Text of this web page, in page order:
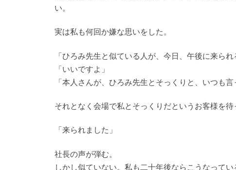
い。
実は私も何回か嫌な思いをした。
「ひろみ先生と似ている人が、今日、午後に来ら
「いいですよ」
「本人さんが、ひろみ先生とそっくりと、いつも言
それとなく会場で私とそっくりだというお客様を待
「来られました」
社長の声が弾む。
しかし似ていない。私も二十年後ならこうなって